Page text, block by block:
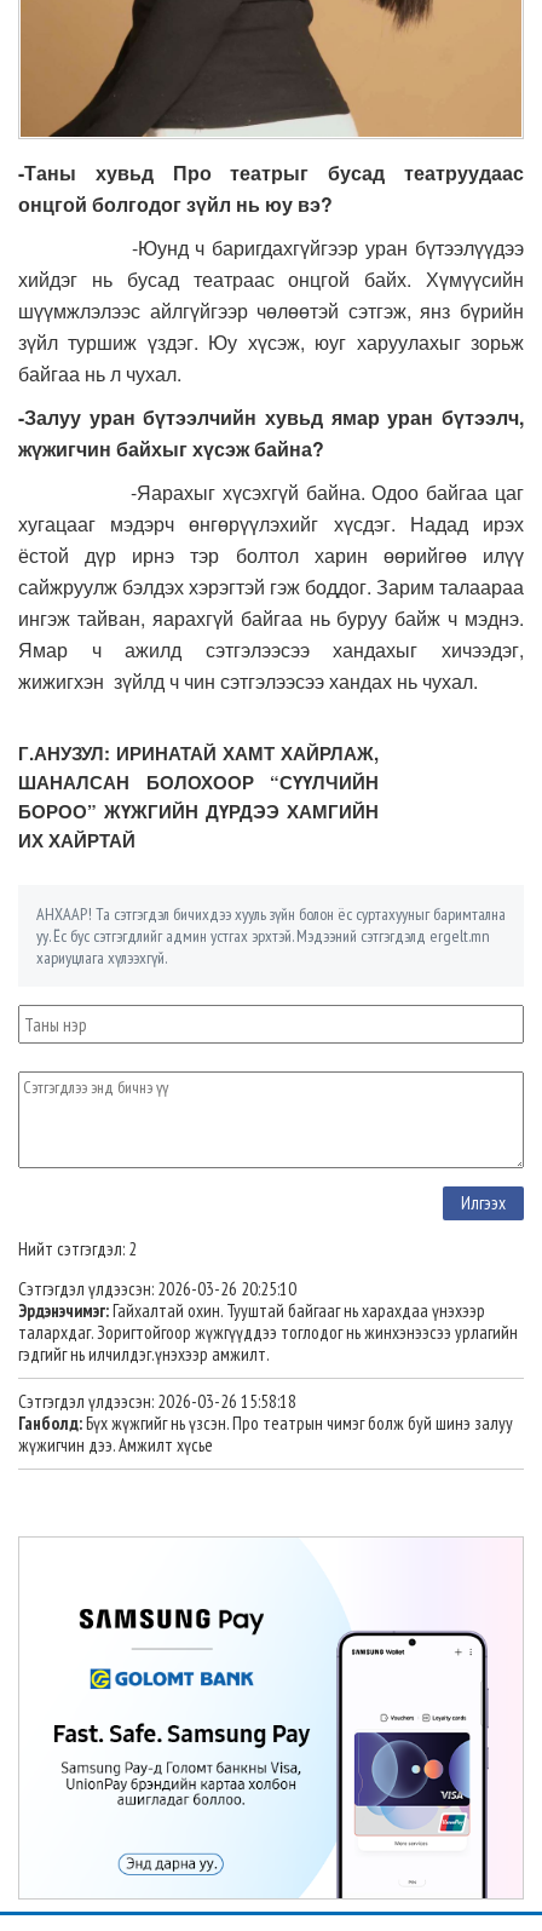
-Таны хувьд Про театрыг бусад театруудаас
онцгой болгодог зүйл нь юу вэ?
-Юунд ч баригдахгүйгээр уран бүтээлүүдээ
хийдэг нь бусад театраас онцгой байх. Хүмүүсийн
шүүмжлэлээс айлгүйгээр чөлөөтэй сэтгэж, янз бүрийн
зүйл туршиж үздэг. Юу хүсэж, юуг харуулахыг зорьж
байгаа нь л чухал.
-Залуу уран бүтээлчийн хувьд ямар уран бүтээлч,
жүжигчин байхыг хүсэж байна?
-Яарахыг хүсэхгүй байна. Одоо байгаа цаг
хугацааг мэдэрч өнгөрүүлэхийг хүсдэг. Надад ирэх
ёстой дүр ирнэ тэр болтол харин өөрийгөө илүү
сайжруулж бэлдэх хэрэгтэй гэж боддог. Зарим талаараа
ингэж тайван, яарахгүй байгаа нь буруу байж ч мэднэ.
Ямар ч ажилд сэтгэлээсээ хандахыг хичээдэг,
жижигхэн зүйлд ч чин сэтгэлээсээ хандах нь чухал.
Г.АНУЗУЛ: ИРИНАТАЙ ХАМТ ХАЙРЛАЖ,
ШАНАЛСАН БОЛОХООР “СҮҮЛЧИЙН
БОРОО” ЖҮЖГИЙН ДҮРДЭЭ ХАМГИЙН
ИХ ХАЙРТАЙ
АНХААР! Та сэтгэгдэл бичихдээ хууль зүйн болон ёс суртахууныг баримтална
уу. Ёс бус сэтгэгдлийг админ устгах эрхтэй. Мэдээний сэтгэгдэлд ergelt.mn
хариуцлага хүлээхгүй.
Нийт сэтгэгдэл: 2
Сэтгэгдэл үлдээсэн: 2026-03-26 20:25:10
Эрдэнэчимэг:Гайхалтай охин. Тууштай байгааг нь харахдаа үнэхээр
талархдаг. Зоригтойгоор жүжгүүддээ тоглодог нь жинхэнээсээ урлагийн
гэдгийг нь илчилдэг.үнэхээр амжилт.
Сэтгэгдэл үлдээсэн: 2026-03-26 15:58:18
Ганболд:Бүх жүжгийг нь үзсэн. Про театрын чимэг болж буй шинэ залуу
жүжигчин дээ. Амжилт хүсье